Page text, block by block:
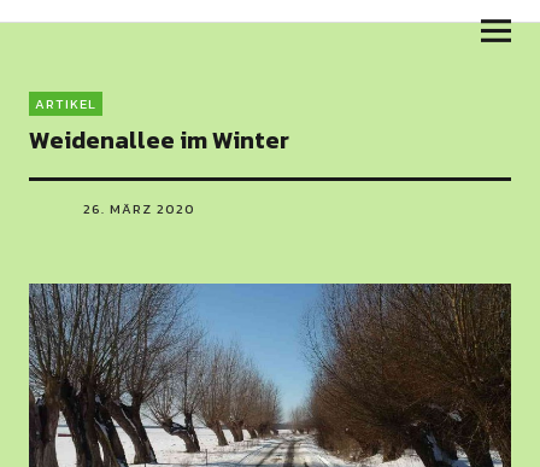
Skulpturenweg am Salzhaff
ARTIKEL
Weidenallee im Winter
26. MÄRZ 2020